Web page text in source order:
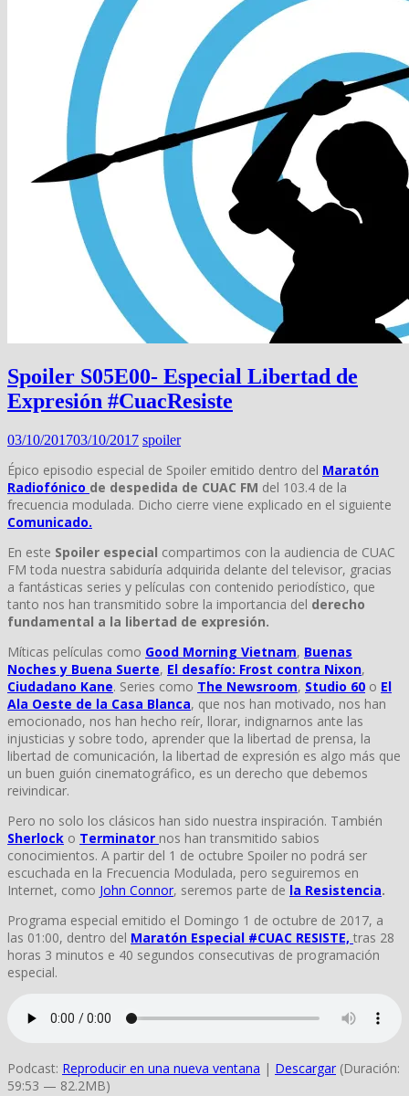
Spoiler S05E00- Especial Libertad de
Expresión #CuacResiste
03/10/201703/10/2017 spoiler
Épico episodio especial de Spoiler emitido dentro del Maratón
Radiofónico de despedida de CUAC FM del 103.4 de la
frecuencia modulada. Dicho cierre viene explicado en el siguiente
Comunicado.
En este Spoiler especial compartimos con la audiencia de CUAC
FM toda nuestra sabiduría adquirida delante del televisor, gracias
a fantásticas series y películas con contenido periodístico, que
tanto nos han transmitido sobre la importancia del derecho
fundamental a la libertad de expresión.
Míticas películas como Good Morning Vietnam, Buenas
Noches y Buena Suerte, El desafío: Frost contra Nixon,
Ciudadano Kane. Series como The Newsroom, Studio 60 o El
Ala Oeste de la Casa Blanca, que nos han motivado, nos han
emocionado, nos han hecho reír, llorar, indignarnos ante las
injusticias y sobre todo, aprender que la libertad de prensa, la
libertad de comunicación, la libertad de expresión es algo más que
un buen guión cinematográfico, es un derecho que debemos
reivindicar.
Pero no solo los clásicos han sido nuestra inspiración. También
Sherlock o Terminator nos han transmitido sabios
conocimientos. A partir del 1 de octubre Spoiler no podrá ser
escuchada en la Frecuencia Modulada, pero seguiremos en
Internet, como John Connor, seremos parte de la Resistencia.
Programa especial emitido el Domingo 1 de octubre de 2017, a
las 01:00, dentro del Maratón Especial #CUAC RESISTE, tras 28
horas 3 minutos e 40 segundos consecutivas de programación
especial.
Podcast: Reproducir en una nueva ventana | Descargar (Duración:
59:53 — 82.2MB)